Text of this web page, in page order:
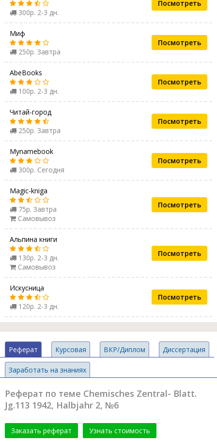
300р. 2-3 дн.
Посмотреть
Миф
250р. Завтра
Посмотреть
AbeBooks
100р. 2-3 дн.
Посмотреть
Читай-город
250р. Завтра
Посмотреть
Mynamebook
300р. Сегодня
Посмотреть
Magic-kniga
75р. Завтра
Самовывоз
Посмотреть
Альпина книги
130р. 2-3 дн.
Самовывоз
Посмотреть
Искусница
120р. 2-3 дн.
Посмотреть
Реферат Курсовая ВКР/Диплом Диссертация
Заработать на знаниях
Реферат по теме Chemisches Zentral- Blatt.
Jg.113 1942, Halbjahr 2, №6
Заказать реферат Узнать стоимость